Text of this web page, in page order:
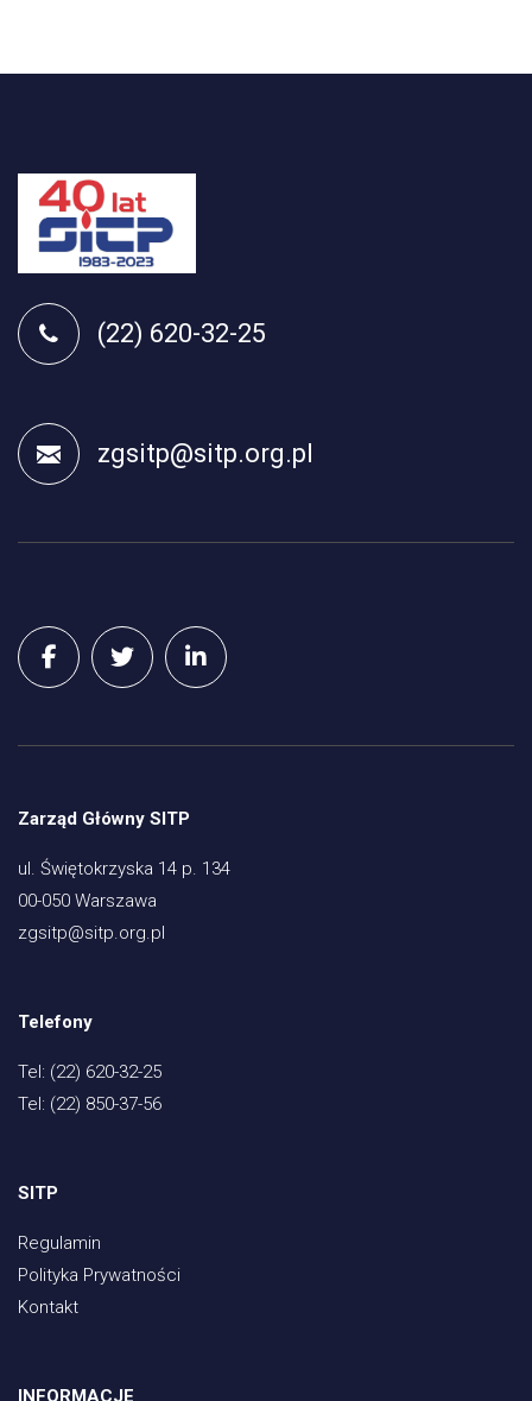
(22) 620-32-25
zgsitp@sitp.org.pl
Zarząd Główny SITP
ul. Świętokrzyska 14 p. 134
00-050 Warszawa
zgsitp@sitp.org.pl
Telefony
Tel: (22) 620-32-25
Tel: (22) 850-37-56
SITP
Regulamin
Polityka Prywatności
Kontakt
INFORMACJE